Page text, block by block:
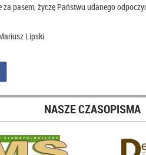
za pasem, życzę Państwu udanego
Lipski
NASZE CZASOPISMA